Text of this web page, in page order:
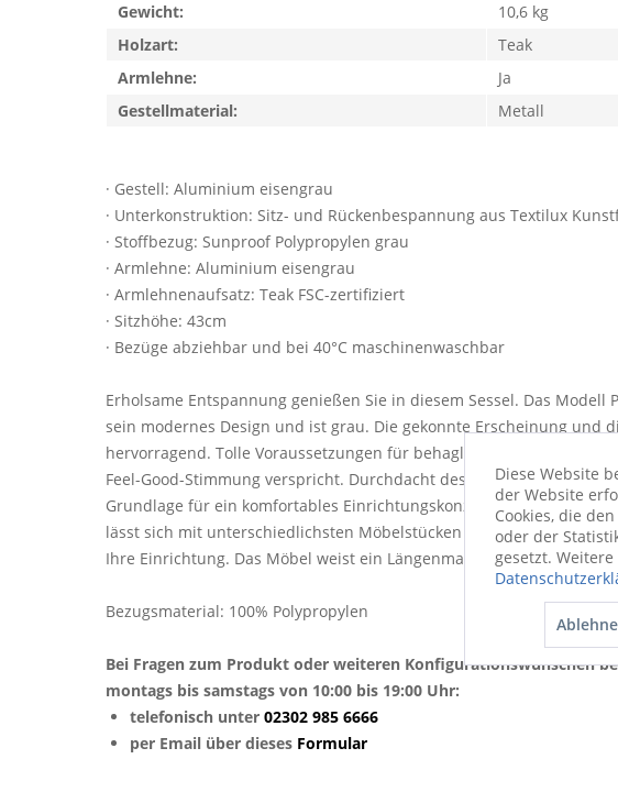
· Gestell: Aluminium eisengrau
· Unterkonstruktion: Sitz- und Rückenbespannung aus Textilux
· Stoffbezug: Sunproof Polypropylen grau
· Armlehne: Aluminium eisengrau
· Armlehnenaufsatz: Teak FSC-zertifiziert
· Sitzhöhe: 43cm
· Bezüge abziehbar und bei 40°C maschinenwaschbar
Erholsame Entspannung genießen Sie in diesem Sessel. Das
sein modernes Design und ist grau. Die gekonnte Erscheinung und
hervorragend. Tolle Voraussetzungen für behagliches Entspannen
Feel-Good-Stimmung verspricht. Durchdacht designte Sessel wie
Grundlage für ein komfortables Einrichtungskonzept schaffen. Mit
lässt sich mit unterschiedlichsten Möbelstücken kombinieren. Sie
Ihre Einrichtung. Das Möbel weist ein Längenmaß von insgesamt
Bezugsmaterial: 100% Polypropylen
Bei Fragen zum Produkt oder weiteren Konfigurationswünschen
montags bis samstags von 10:00 bis 19:00 Uhr:
telefonisch unter 02302 985 6666
per Email über dieses Formular
Gewicht:
10,6 kg
Holzart:
Teak
Armlehne:
Ja
Gestellmaterial:
Metall
Diese Website
der Website
Cookies, die
oder der
gesetzt.